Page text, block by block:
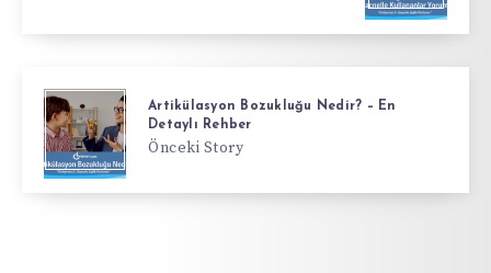
Artikülasyon Bozukluğu Nedir? – En
Detaylı Rehber
Önceki Story